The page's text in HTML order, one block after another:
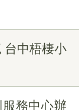
台中梧棲小
務中心辦